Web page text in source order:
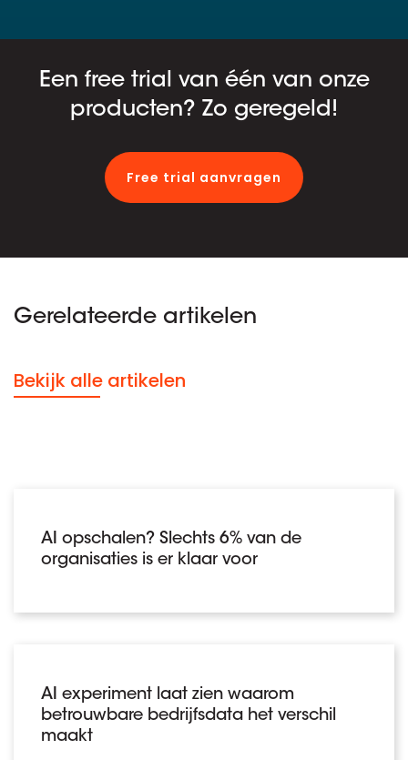
Een free trial van één van onze
producten? Zo geregeld!
Free trial aanvragen
Gerelateerde artikelen
Bekijk alle artikelen
AI opschalen? Slechts 6% van de
organisaties is er klaar voor
AI experiment laat zien waarom
betrouwbare bedrijfsdata het verschil
maakt